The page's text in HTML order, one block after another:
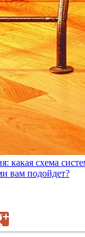
какая схема
вам подойдет?